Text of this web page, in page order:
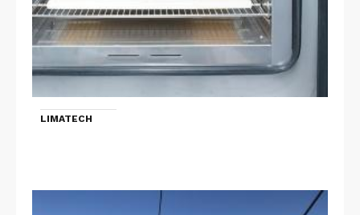
LIMATECH